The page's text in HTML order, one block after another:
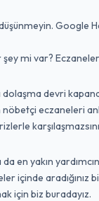
mi var?
devri
eczaneleri
en yakın
içinde aradığınız
için biz buradayız.